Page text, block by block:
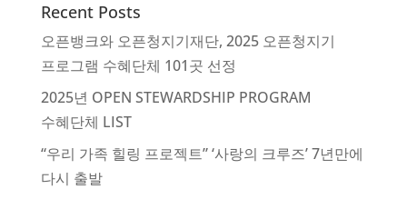
Recent Posts
오픈뱅크와 오픈청지기재단, 2025 오픈청지기
프로그램 수혜단체 101곳 선정
2025년 OPEN STEWARDSHIP PROGRAM
수혜단체 LIST
“우리 가족 힐링 프로젝트” ‘사랑의 크루즈’ 7년만에
다시 출발